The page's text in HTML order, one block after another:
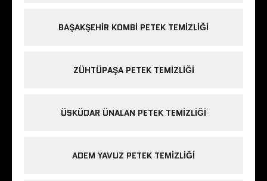
BAŞAKŞEHIR KOMBI PETEK TEMIZLIĞI
ZÜHTÜPAŞA PETEK TEMIZLIĞI
ÜSKÜDAR ÜNALAN PETEK TEMIZLIĞI
ADEM YAVUZ PETEK TEMIZLIĞI